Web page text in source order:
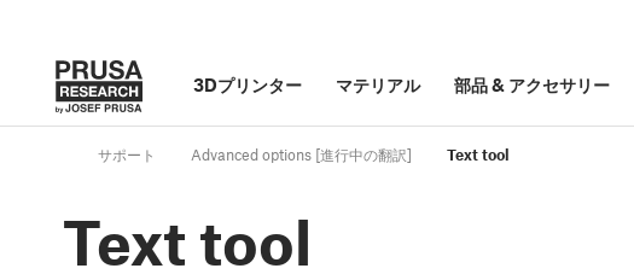
3Dプリンター マテリアル 部品& アクセサリー
サポート Advanced options [進行中の翻訳] Text tool
Text tool